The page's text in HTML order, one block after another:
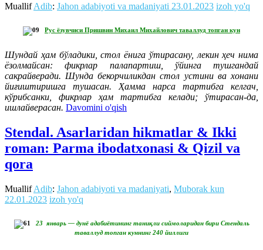
MuallifAdib: Jahon adabiyoti va madaniyati 23.01.2023 izoh yo'q
Рус ёзувчиси Пришвин Михаил Михайлович таваллуд топган кун
Шундай ҳам бўладики, стол ёнига ўтирасану, лекин ҳеч нима
ёзолмайсан: фикрлар палапартиш, ўйинга тушгандай
сакрайверади. Шунда бекорчиликдан стол устини ва хонани
йиғиштиришга тушасан. Ҳамма нарса тартибга келгач,
кўрибсанки, фикрлар ҳам тартибга келади; ўтирасан-да,
ишлайверасан. Davomini o'qish
Stendal. Asarlaridan hikmatlar & Ikki
roman: Parma ibodatxonasi & Qizil va
qora
MuallifAdib: Jahon adabiyoti va madaniyati, Muborak kun
22.01.2023 izoh yo'q
23 январь — дунё адабиётининг таниқли сиймоларидан бири Стендаль
таваллуд топган куннинг 240 йиллиги